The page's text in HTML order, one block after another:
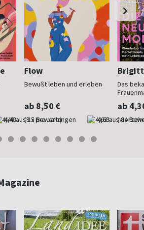
4,40
Flow
Bewußt leben und erleben
ab 8,50 €
(8 x pro Jahr) 4,63
Das
ab